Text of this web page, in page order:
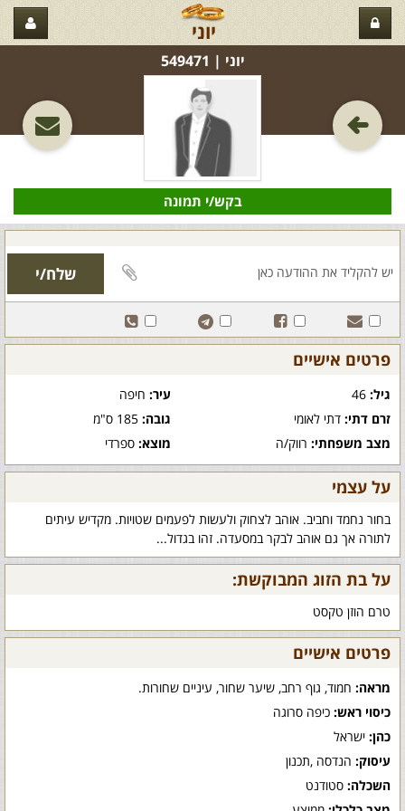
יוני
יוני‏ | 549471
בקש/י תמונה
פרטים אישיים
גיל: עיר:חיפה
זרם דתי: דתי לאומי גובה:185 ס"מ
מצב משפחתי: רווק/ה מוצא:ספרדי
על עצמי
בחור נחמד וחביב. אוהב לצחוק ולעשות לפעמים שטויות. מקדיש עיתים
לתורה אך גם אוהב לבקר במסעדה. זהו בגדול...
על בת הזוג המבוקשת:
טרם הוזן טקסט
פרטים אישיים
מראה: חמוד, גוף רחב, שיער שחור, עיניים שחורות.
כיסוי ראש: כיפה סרוגה
כהן: ישראל
עיסוק: הנדסה ,תכנון
השכלה: סטודנט